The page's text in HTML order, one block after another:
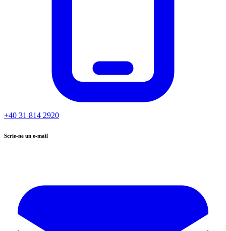
+40 31 814 2920
Scrie-ne un e-mail